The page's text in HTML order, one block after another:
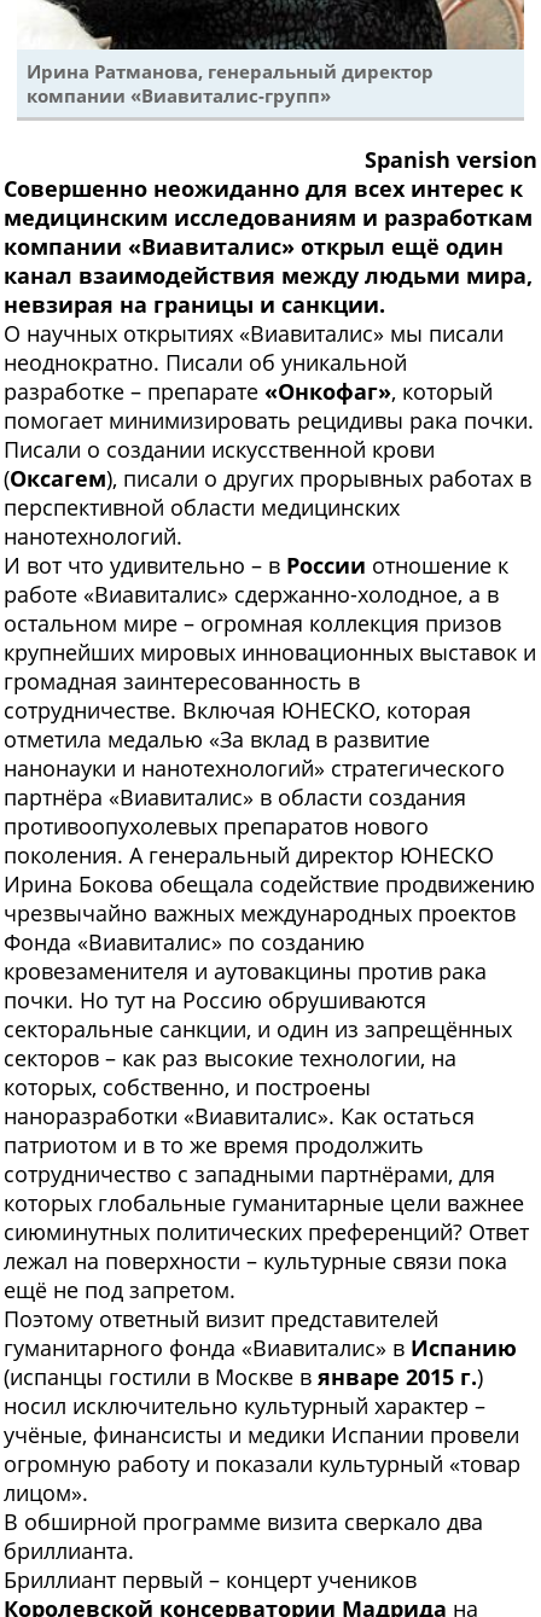
Ирина Ратманова, генеральный директор
компании «Виавиталис-групп»
Spanish version
Совершенно неожиданно для всех интерес к
медицинским исследованиям и разработкам
компании «Виавиталис» открыл ещё один
канал взаимодействия между людьми мира,
невзирая на границы и санкции.
О научных открытиях «Виавиталис» мы писали
неоднократно. Писали об уникальной
разработке – препарате «Онкофаг», который
помогает минимизировать рецидивы рака почки.
Писали о создании искусственной крови
(Оксагем), писали о других прорывных работах в
перспективной области медицинских
нанотехнологий.
И вот что удивительно – в России отношение к
работе «Виавиталис» сдержанно-холодное, а в
остальном мире – огромная коллекция призов
крупнейших мировых инновационных выставок и
громадная заинтересованность в
сотрудничестве. Включая ЮНЕСКО, которая
отметила медалью «За вклад в развитие
нанонауки и нанотехнологий» стратегического
партнёра «Виавиталис» в области создания
противоопухолевых препаратов нового
поколения. А генеральный директор ЮНЕСКО
Ирина Бокова обещала содействие продвижению
чрезвычайно важных международных проектов
Фонда «Виавиталис» по созданию
кровезаменителя и аутовакцины против рака
почки. Но тут на Россию обрушиваются
секторальные санкции, и один из запрещённых
секторов – как раз высокие технологии, на
которых, собственно, и построены
наноразработки «Виавиталис». Как остаться
патриотом и в то же время продолжить
сотрудничество с западными партнёрами, для
которых глобальные гуманитарные цели важнее
сиюминутных политических преференций? Ответ
лежал на поверхности – культурные связи пока
ещё не под запретом.
Поэтому ответный визит представителей
гуманитарного фонда «Виавиталис» в Испанию
(испанцы гостили в Москве в январе 2015 г.)
носил исключительно культурный характер –
учёные, финансисты и медики Испании провели
огромную работу и показали культурный «товар
лицом».
В обширной программе визита сверкало два
бриллианта.
Бриллиант первый – концерт учеников
Королевской консерватории Мадрида на